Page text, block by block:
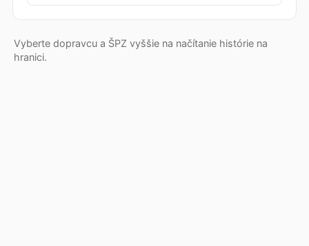
Vyberte dopravcu a ŠPZ vyššie na načítanie histórie na
hranici.